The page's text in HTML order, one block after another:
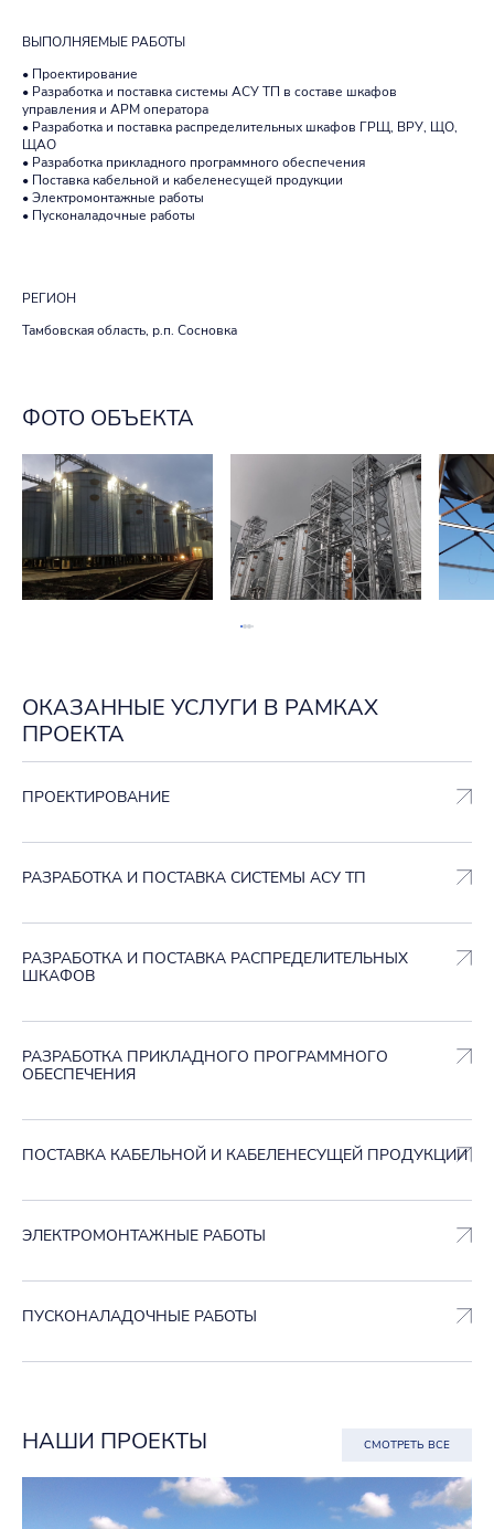
ВЫПОЛНЯЕМЫЕ РАБОТЫ
• Проектирование
• Разработка и поставка системы АСУ ТП в составе шкафов
управления и АРМ оператора
• Разработка и поставка распределительных шкафов ГРЩ, ВРУ, ЩО,
ЩАО
• Разработка прикладного программного обеспечения
• Поставка кабельной и кабеленесущей продукции
• Электромонтажные работы
• Пусконаладочные работы
РЕГИОН
Тамбовская область, р.п. Сосновка
ФОТО ОБЪЕКТА
ОКАЗАННЫЕ УСЛУГИ В РАМКАХ
ПРОЕКТА
ПРОЕКТИРОВАНИЕ
РАЗРАБОТКА И ПОСТАВКА СИСТЕМЫ АСУ ТП
РАЗРАБОТКА И ПОСТАВКА РАСПРЕДЕЛИТЕЛЬНЫХ
ШКАФОВ
РАЗРАБОТКА ПРИКЛАДНОГО ПРОГРАММНОГО
ОБЕСПЕЧЕНИЯ
ПОСТАВКА КАБЕЛЬНОЙ И КАБЕЛЕНЕСУЩЕЙ ПРОДУКЦИИ
ЭЛЕКТРОМОНТАЖНЫЕ РАБОТЫ
ПУСКОНАЛАДОЧНЫЕ РАБОТЫ
НАШИ ПРОЕКТЫ СМОТРЕТЬ ВСЕ